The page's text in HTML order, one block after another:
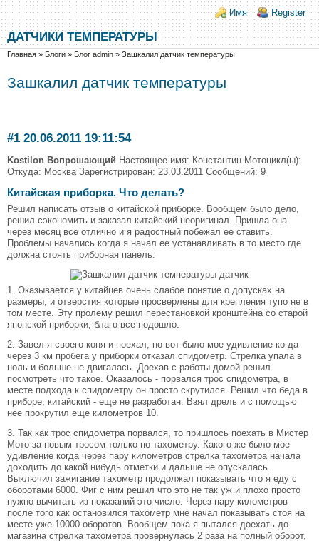
Перейти к основному содержанию
Skip to search
Login links
Имя Register
ДАТЧИКИ ТЕМПЕРАТУРЫ
Вы здесь
Главная » Блоги » Блог admin » Зашкалил датчик температуры
Зашкалил датчик температуры
#1 20.06.2011 19:11:54
Kostilon Вопрошающий Настоящее имя: Константин Мотоцикл(ы):
Откуда: Москва Зарегистрирован: 23.03.2011 Сообщений: 9
Китайская приборка. Что делать?
Решил написать отзыв о китайской приборке. Вообщем было дело,
решил сэкономить и заказал китайский неоригинал. Пришла она
через месяц все отлично и я радостный побежал ее ставить.
Проблемы начались когда я начал ее устанавливать в то место где
должна стоять приборная панель:
1. Оказывается у китайцев очень слабое понятие о допусках на
размеры, и отверстия которые просверлены для крепления тупо не в
том месте. Эту пролему решил перестановкой кронштейна со старой
японской приборки, благо все подошло.
2. Завел я своего коня и поехал, но вот было мое удивление когда
через 3 км пробега у приборки отказал спидометр. Стрелка упала в
ноль и больше не двигалась. Доехав с работы домой решил
посмотреть что такое. Оказалось - порвался трос спидометра, в
месте подхода к спидометру он просто скрутился. Решил что беда в
приборе, китайский - еще не разработан. Взял дрель и с помощью
нее прокрутил еще километров 10.
3. Так как трос спидометра порвался, то пришлось поехать в Мистер
Мото за новым тросом только по тахометру. Какого же было мое
удивление когда через пару километров стрелка тахометра начала
доходить до какой нибудь отметки и дальше не опускалась.
Выключил зажигание тахометр продолжал показывать что я еду с
оборотами 6000. Фиг с ним решил что это не так уж и плохо просто
нужно вычитать из показаний это число. Через пару километров
после того как остановился тахометр мне начал показывать стоя на
месте уже 10000 оборотов. Вообщем пока я пытался доехать до
магазина стрелка тахометра провернулась 2 раза на полный оборот,